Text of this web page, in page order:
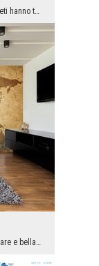
Gli amanti di soluzioni notevoli in quattro pareti hanno trovato qualcosa di speciale per loro st...
Le mappe sono una decorazione molto popolare e bella - usata sia nelle case che negli interni pro...